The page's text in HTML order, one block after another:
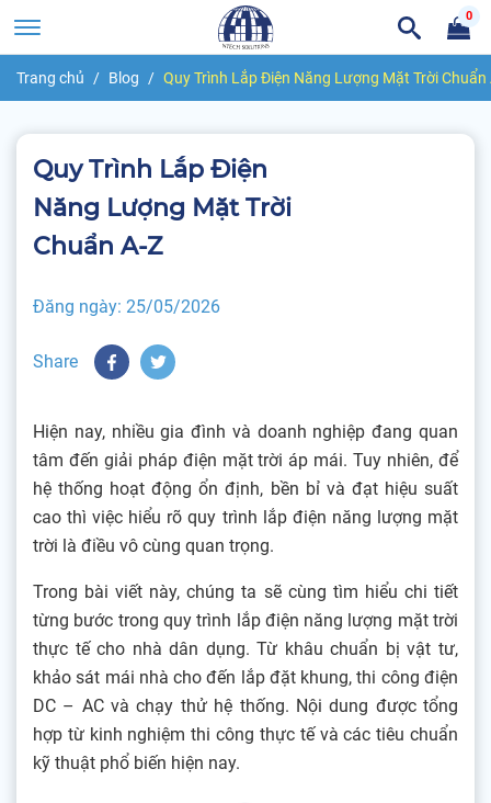
Trang chủ Blog Quy Trình Lắp Điện Năng Lượng Mặt Trời Chuẩn
Quy Trình Lắp Điện
Năng Lượng Mặt Trời
Chuẩn A-Z
Đăng ngày: 25/05/2026
Share
Hiện nay, nhiều gia đình và doanh nghiệp đang quan
tâm đến giải pháp điện mặt trời áp mái. Tuy nhiên, để
hệ thống hoạt động ổn định, bền bỉ và đạt hiệu suất
cao thì việc hiểu rõ quy trình lắp điện năng lượng mặt
trời là điều vô cùng quan trọng.
Trong bài viết này, chúng ta sẽ cùng tìm hiểu chi tiết
từng bước trong quy trình lắp điện năng lượng mặt trời
thực tế cho nhà dân dụng. Từ khâu chuẩn bị vật tư,
khảo sát mái nhà cho đến lắp đặt khung, thi công điện
DC – AC và chạy thử hệ thống. Nội dung được tổng
hợp từ kinh nghiệm thi công thực tế và các tiêu chuẩn
kỹ thuật phổ biến hiện nay.
0